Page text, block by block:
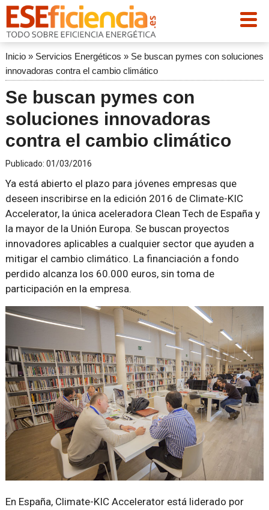
Inicio» Servicios Energéticos » Se buscan pymes con soluciones
innovadoras contra el cambio climático
Se buscan pymes con
soluciones innovadoras
contra el cambio climático
Publicado: 01/03/2016
Ya está abierto el plazo para jóvenes empresas que
deseen inscribirse en la edición 2016 de Climate-KIC
Accelerator, la única aceleradora Clean Tech de España y
la mayor de la Unión Europa. Se buscan proyectos
innovadores aplicables a cualquier sector que ayuden a
mitigar el cambio climático. La financiación a fondo
perdido alcanza los 60.000 euros, sin toma de
participación en la empresa.
En España, Climate-KIC Accelerator está liderado por